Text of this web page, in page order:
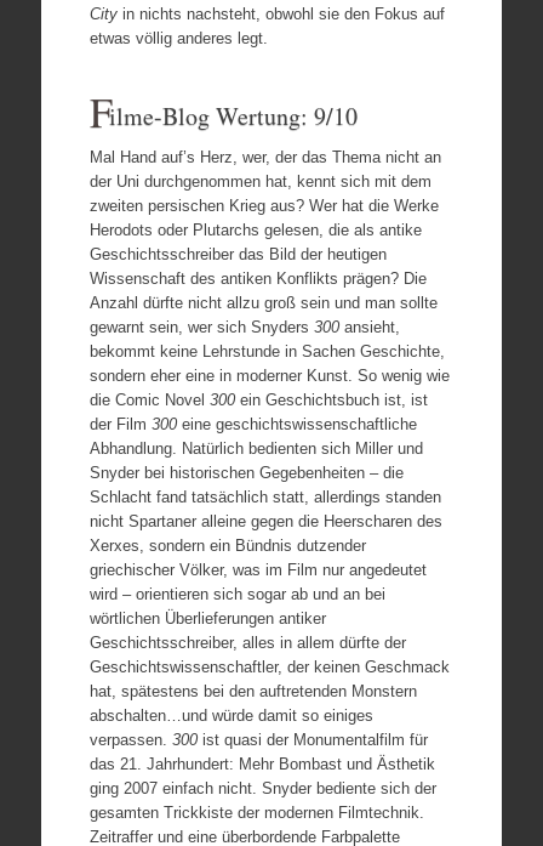
Cityin nichts nachsteht, obwohl sie den Fokus auf
etwas völlig anderes legt.
Filme-Blog Wertung: 9/10
Mal Hand auf’s Herz, wer, der das Thema nicht an
der Uni durchgenommen hat, kennt sich mit dem
zweiten persischen Krieg aus? Wer hat die Werke
Herodots oder Plutarchs gelesen, die als antike
Geschichtsschreiber das Bild der heutigen
Wissenschaft des antiken Konflikts prägen? Die
Anzahl dürfte nicht allzu groß sein und man sollte
gewarnt sein, wer sich Snyders 300ansieht,
bekommt keine Lehrstunde in Sachen Geschichte,
sondern eher eine in moderner Kunst. So wenig wie
die Comic Novel 300ein Geschichtsbuch ist, ist
der Film 300eine geschichtswissenschaftliche
Abhandlung. Natürlich bedienten sich Miller und
Snyder bei historischen Gegebenheiten – die
Schlacht fand tatsächlich statt, allerdings standen
nicht Spartaner alleine gegen die Heerscharen des
Xerxes, sondern ein Bündnis dutzender
griechischer Völker, was im Film nur angedeutet
wird – orientieren sich sogar ab und an bei
wörtlichen Überlieferungen antiker
Geschichtsschreiber, alles in allem dürfte der
Geschichtswissenschaftler, der keinen Geschmack
hat, spätestens bei den auftretenden Monstern
abschalten…und würde damit so einiges
verpassen. 300ist quasi der Monumentalfilm für
das 21. Jahrhundert: Mehr Bombast und Ästhetik
ging 2007 einfach nicht. Snyder bediente sich der
gesamten Trickkiste der modernen Filmtechnik.
Zeitraffer und eine überbordende Farbpalette